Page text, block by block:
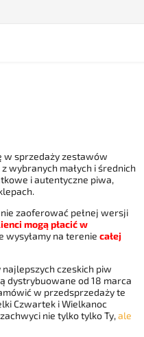
w sprzedaży zestawów
wybranych małych i średnich
i autentyczne piwa,
zaoferować pełnej wersji
mogą płacić w
wysyłamy na terenie całej
czeskich piw
dystrybuowane od 18 marca
w przedsprzedaży te
Czwartek i Wielkanoc
nie tylko tylko Ty,ale